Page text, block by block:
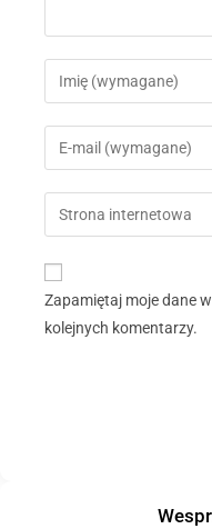
Zapamiętaj moje dane
kolejnych komentarzy.